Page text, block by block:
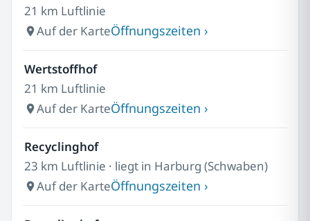
21 km Luftlinie
Auf der KarteÖffnungszeiten ›
Wertstoffhof
21 km Luftlinie
Auf der KarteÖffnungszeiten ›
Recyclinghof
23 km Luftlinie · liegt in Harburg (Schwaben)
Auf der KarteÖffnungszeiten ›